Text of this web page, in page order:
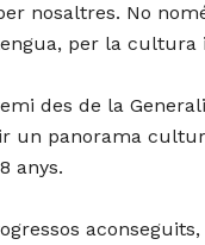
nosaltres. No
per la cultura
des de la
un panorama
anys.